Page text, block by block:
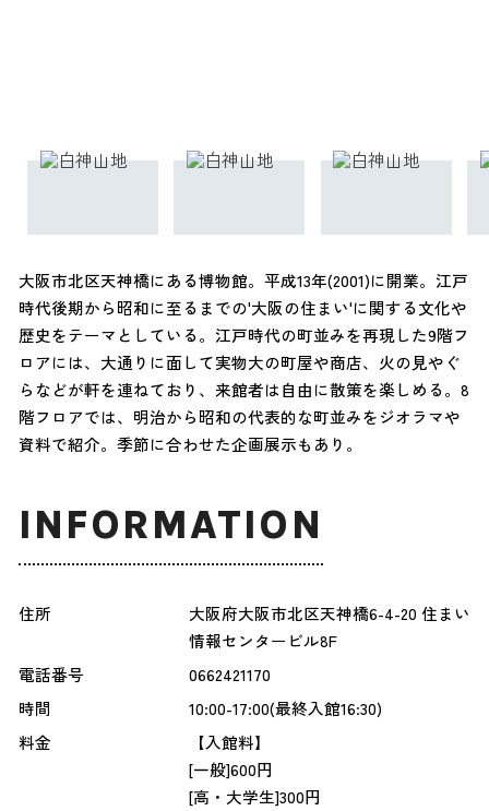
大阪市北区天神橋にある博物館。平成13年(2001)に開業。江戸
時代後期から昭和に至るまでの'大阪の住まい'に関する文化や
歴史をテーマとしている。江戸時代の町並みを再現した9階フ
ロアには、大通りに面して実物大の町屋や商店、火の見やぐ
らなどが軒を連ねており、来館者は自由に散策を楽しめる。8
階フロアでは、明治から昭和の代表的な町並みをジオラマや
資料で紹介。季節に合わせた企画展示もあり。
INFORMATION
住所
大阪府大阪市北区天神橋6-4-20 住まい
情報センタービル8F
電話番号
0662421170
時間
10:00-17:00(最終入館16:30)
料金
【入館料】
[一般]600円
[高・大学生]300円